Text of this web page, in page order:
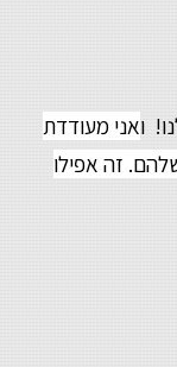
ואני מעודדת
זה אפילו